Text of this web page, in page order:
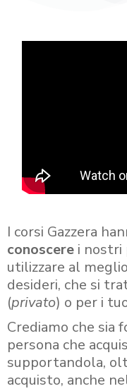
I corsi Gazzera
conoscere i
utilizzare al
desideri, che si
(privato) o per i
Crediamo che sia
persona che
supportandola,
acquisto, anche